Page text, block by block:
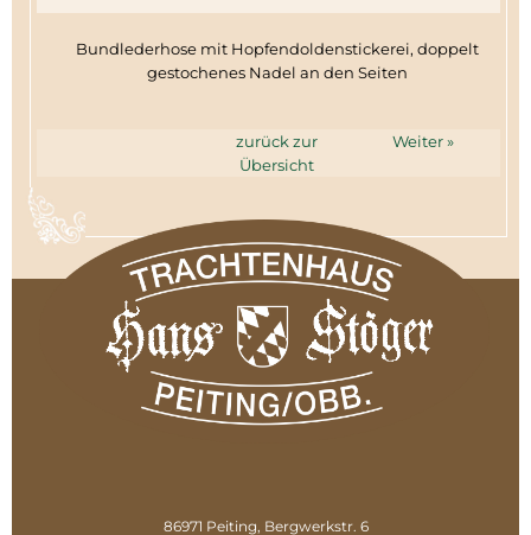
Bundlederhose mit Hopfendoldenstickerei, doppelt
gestochenes Nadel an den Seiten
zurück zur
Übersicht
Weiter »
86971 Peiting, Bergwerkstr. 6